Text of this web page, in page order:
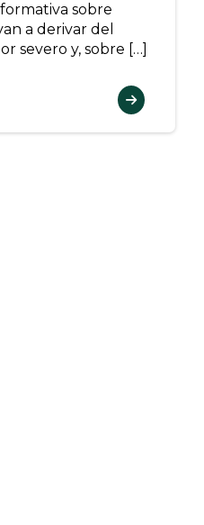
sobre
a derivar del
severo y, sobre […]